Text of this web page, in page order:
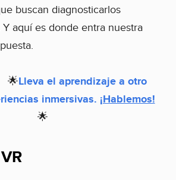
buscan diagnosticarlos
aquí es donde entra nuestra
Lleva el aprendizaje a otro
inmersivas. ¡Hablemos!
🌟